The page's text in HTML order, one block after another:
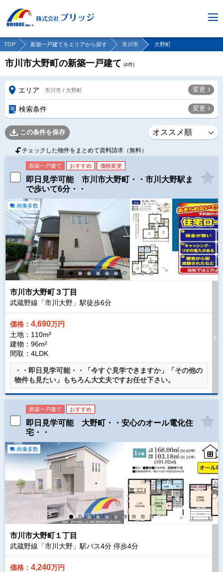
TOP 新築一戸建てをエリアから探す 市川市 大野町
市川市大野町の新築一戸建て (4件)
エリア 市川市 / 大野町 変更
検索条件 変更
この条件を保存
チェックした物件をまとめて資料請求（無料）
新築一戸建て おすすめ 価格変更
即日見学可能 市川市大野町・・市川大野駅ま
で歩いて6分・・
画像多数
市川市大野町３丁目
武蔵野線「市川大野」駅徒歩6分
価格： 4,690万円
土地：110m²
建物：96m²
間取：4LDK
・・即日見学可能・・「今すぐ見学できますか」「その他の
物件も見たい」もちろん大丈夫ですお任せ下さい。
新築一戸建て おすすめ
即日見学可能 大野町・・安心のオール電化住
宅・・
画像多数
市川市大野町１丁目
武蔵野線「市川大野」駅バス4分 停歩4分
価格： 4,240万円